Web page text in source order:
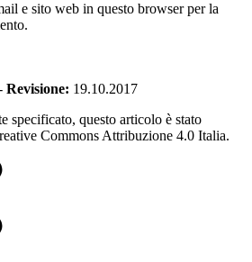
e sito web in questo browser per la
Revisione: 19.10.2017
specificato, questo articolo è stato
Commons Attribuzione 4.0 Italia.